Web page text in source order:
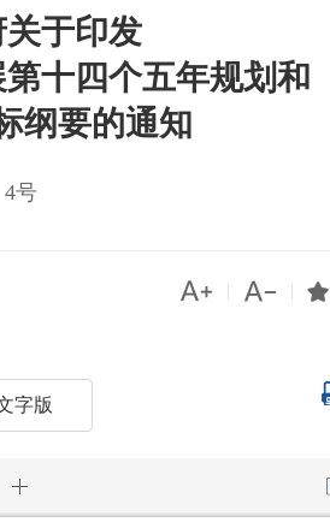
于印发
十四个五年规划和
纲要的通知
4号
  
字版